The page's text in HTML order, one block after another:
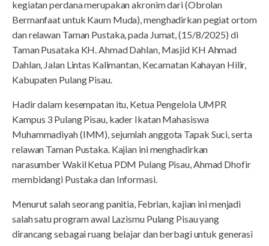
kegiatan perdana merupakan akronim dari (Obrolan
Bermanfaat untuk Kaum Muda), menghadirkan pegiat ortom
dan relawan Taman Pustaka, pada Jumat, (15/8/2025) di
Taman Pusataka KH. Ahmad Dahlan, Masjid KH Ahmad
Dahlan, Jalan Lintas Kalimantan, Kecamatan Kahayan Hilir,
Kabupaten Pulang Pisau.
Hadir dalam kesempatan itu, Ketua Pengelola UMPR
Kampus 3 Pulang Pisau, kader Ikatan Mahasiswa
Muhammadiyah (IMM), sejumlah anggota Tapak Suci, serta
relawan Taman Pustaka. Kajian ini menghadirkan
narasumber Wakil Ketua PDM Pulang Pisau, Ahmad Dhofir
membidangi Pustaka dan Informasi.
Menurut salah seorang panitia, Febrian, kajian ini menjadi
salah satu program awal Lazismu Pulang Pisau yang
dirancang sebagai ruang belajar dan berbagi untuk generasi